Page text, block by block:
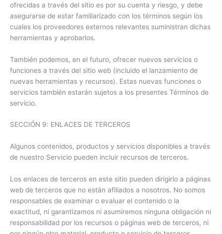
ofrecidas a través del sitio es por su cuenta y riesgo, y debe
asegurarse de estar familiarizado con los términos según los
cuales los proveedores externos relevantes suministran dichas
herramientas y aprobarlos.
También podemos, en el futuro, ofrecer nuevos servicios o
funciones a través del sitio web (incluido el lanzamiento de
nuevas herramientas y recursos). Estas nuevas funciones o
servicios también estarán sujetos a los presentes Términos de
servicio.
SECCIÓN 9: ENLACES DE TERCEROS
Algunos contenidos, productos y servicios disponibles a través
de nuestro Servicio pueden incluir recursos de terceros.
Los enlaces de terceros en este sitio pueden dirigirlo a páginas
web de terceros que no están afiliados a nosotros. No somos
responsables de examinar o evaluar el contenido o la
exactitud, ni garantizamos ni asumiremos ninguna obligación ni
responsabilidad por los recursos o páginas web de terceros, ni